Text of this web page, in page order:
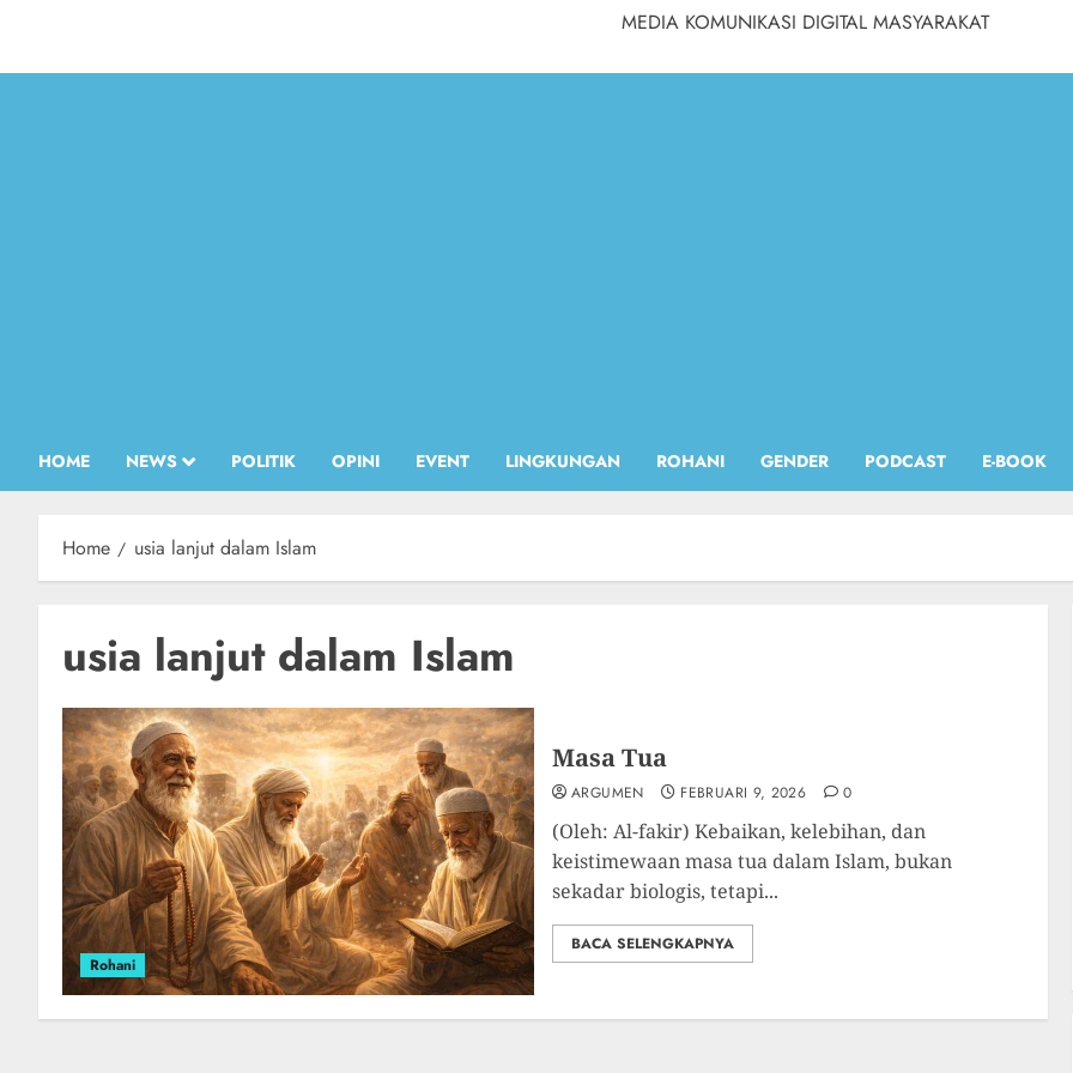
MEDIA KOMUNIKASI DIGITAL MASYARAKAT
HOME NEWS POLITIK OPINI EVENT LINGKUNGAN ROHANI GENDER PODCAST E-BOOK
Home usia lanjut dalam Islam
usia lanjut dalam Islam
Rohani
Masa Tua
ARGUMEN FEBRUARI 9, 2026 0
(Oleh: Al-fakir) Kebaikan, kelebihan, dan
keistimewaan masa tua dalam Islam, bukan
sekadar biologis, tetapi...
BACA SELENGKAPNYA